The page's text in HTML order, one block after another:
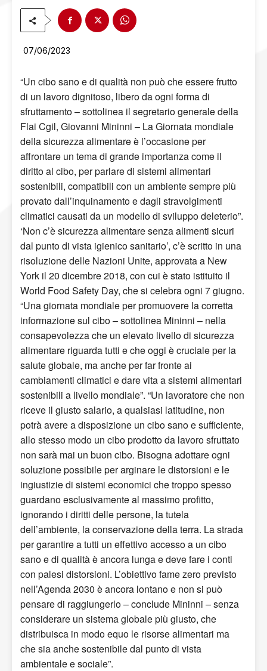
07/06/2023
“Un cibo sano e di qualità non può che essere frutto
di un lavoro dignitoso, libero da ogni forma di
sfruttamento – sottolinea il segretario generale della
Flai Cgil, Giovanni Mininni – La Giornata mondiale
della sicurezza alimentare è l’occasione per
affrontare un tema di grande importanza come il
diritto al cibo, per parlare di sistemi alimentari
sostenibili, compatibili con un ambiente sempre più
provato dall’inquinamento e dagli stravolgimenti
climatici causati da un modello di sviluppo deleterio”.
‘Non c’è sicurezza alimentare senza alimenti sicuri
dal punto di vista igienico sanitario’, c’è scritto in una
risoluzione delle Nazioni Unite, approvata a New
York il 20 dicembre 2018, con cui è stato istituito il
World Food Safety Day, che si celebra ogni 7 giugno.
“Una giornata mondiale per promuovere la corretta
informazione sul cibo – sottolinea Mininni – nella
consapevolezza che un elevato livello di sicurezza
alimentare riguarda tutti e che oggi è cruciale per la
salute globale, ma anche per far fronte ai
cambiamenti climatici e dare vita a sistemi alimentari
sostenibili a livello mondiale”. “Un lavoratore che non
riceve il giusto salario, a qualsiasi latitudine, non
potrà avere a disposizione un cibo sano e sufficiente,
allo stesso modo un cibo prodotto da lavoro sfruttato
non sarà mai un buon cibo. Bisogna adottare ogni
soluzione possibile per arginare le distorsioni e le
ingiustizie di sistemi economici che troppo spesso
guardano esclusivamente al massimo profitto,
ignorando i diritti delle persone, la tutela
dell’ambiente, la conservazione della terra. La strada
per garantire a tutti un effettivo accesso a un cibo
sano e di qualità è ancora lunga e deve fare i conti
con palesi distorsioni. L’obiettivo fame zero previsto
nell’Agenda 2030 è ancora lontano e non si può
pensare di raggiungerlo – conclude Mininni – senza
considerare un sistema globale più giusto, che
distribuisca in modo equo le risorse alimentari ma
che sia anche sostenibile dal punto di vista
ambientale e sociale”.